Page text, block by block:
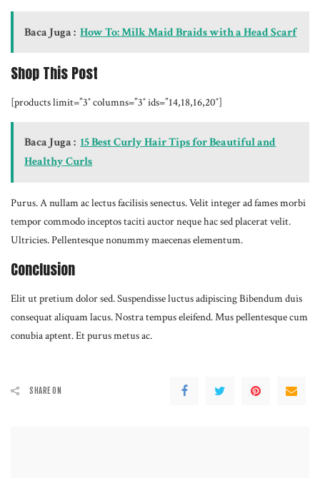
Baca Juga : How To: Milk Maid Braids with a Head Scarf
Shop This Post
[products limit=”3″ columns=”3″ ids=”14,18,16,20″]
Baca Juga : 15 Best Curly Hair Tips for Beautiful and
Healthy Curls
Purus. A nullam ac lectus facilisis senectus. Velit integer ad fames morbi
tempor commodo inceptos taciti auctor neque hac sed placerat velit.
Ultricies. Pellentesque nonummy maecenas elementum.
Conclusion
Elit ut pretium dolor sed. Suspendisse luctus adipiscing Bibendum duis
consequat aliquam lacus. Nostra tempus eleifend. Mus pellentesque cum
conubia aptent. Et purus metus ac.
SHARE ON